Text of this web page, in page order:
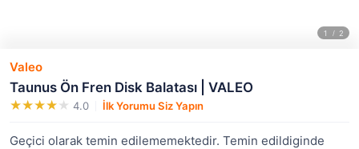
Valeo
Taunus Ön Fren Disk Balatası | VALEO
4.0 İlk Yorumu Siz Yapın
Geçici olarak temin edilememektedir. Temin edildiginde